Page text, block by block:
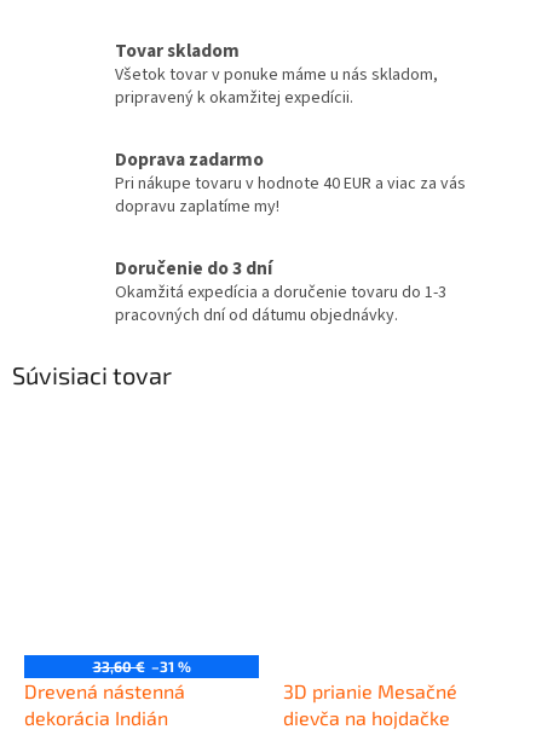
Tovar skladom
Všetok tovar v ponuke máme u nás skladom,
pripravený k okamžitej expedícii.
Doprava zadarmo
Pri nákupe tovaru v hodnote 40 EUR a viac za vás
dopravu zaplatíme my!
Doručenie do 3 dní
Okamžitá expedícia a doručenie tovaru do 1-3
pracovných dní od dátumu objednávky.
Súvisiaci tovar
33,60 € –31 %
Drevená nástenná
dekorácia Indián
3D prianie Mesačné
dievča na hojdačke